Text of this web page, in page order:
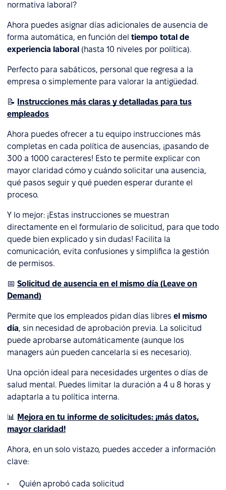
normativa laboral?
Ahora puedes asignar días adicionales de ausencia de
forma automática, en función del tiempo total de
experiencia laboral (hasta 10 niveles por política).
Perfecto para sabáticos, personal que regresa a la
empresa o simplemente para valorar la antigüedad.
📝
Instrucciones más claras y detalladas para tus
empleados
Ahora puedes ofrecer a tu equipo instrucciones más
completas en cada política de ausencias, ¡pasando de
300 a 1000 caracteres! Esto te permite explicar con
mayor claridad cómo y cuándo solicitar una ausencia,
qué pasos seguir y qué pueden esperar durante el
proceso.
Y lo mejor: ¡Estas instrucciones se muestran
directamente en el formulario de solicitud, para que todo
quede bien explicado y sin dudas! Facilita la
comunicación, evita confusiones y simplifica la gestión
de permisos.
📅 Solicitud de ausencia en el mismo día (Leave on
Demand)
Permite que los empleados pidan días libres el mismo
día, sin necesidad de aprobación previa. La solicitud
puede aprobarse automáticamente (aunque los
managers aún pueden cancelarla si es necesario).
Una opción ideal para necesidades urgentes o días de
salud mental. Puedes limitar la duración a 4 u 8 horas y
adaptarla a tu política interna.
📊 Mejora en tu informe de solicitudes: ¡más datos,
mayor claridad!
Ahora, en un solo vistazo, puedes acceder a información
clave:
Quién aprobó cada solicitud